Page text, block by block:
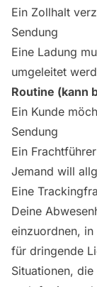
Ein Zollhalt
Sendung
Eine Ladung
umgeleitet
Routine (kann
Ein Kunde
Sendung
Ein
Jemand will
Eine
Deine
einzuordnen,
für dringende
Situationen,